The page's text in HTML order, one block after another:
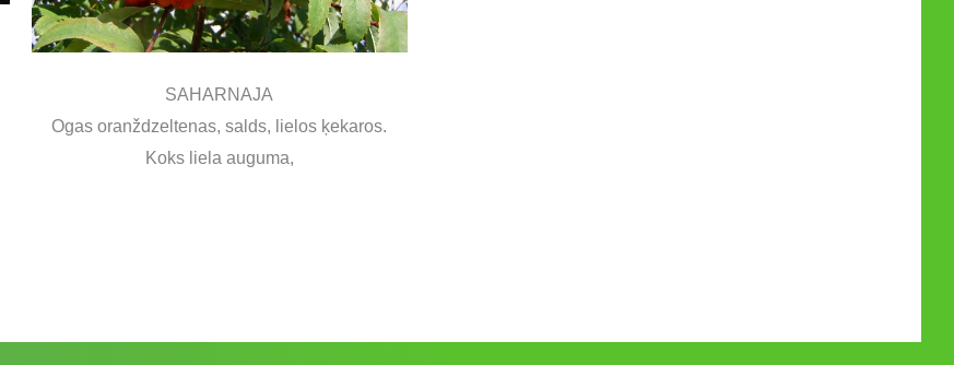
SAHARNAJA
Ogas oranždzeltenas, salds, lielos ķekaros.
Koks liela auguma,